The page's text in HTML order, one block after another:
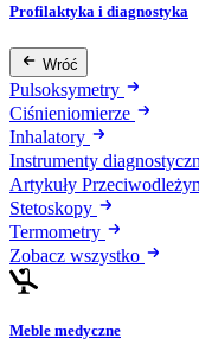
Profilaktyka i diagnostyka
Wróć
Pulsoksymetry
Ciśnieniomierze
Inhalatory
Instrumenty
Artykuły
Stetoskopy
Termometry
Zobacz wszystko
Meble medyczne